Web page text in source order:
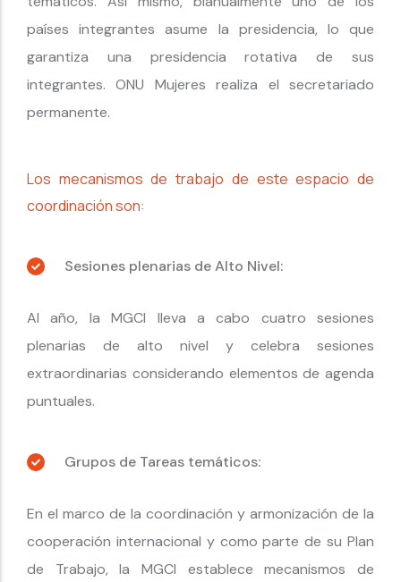
países integrantes asume la presidencia, lo que
garantiza una presidencia rotativa de sus
integrantes. ONU Mujeres realiza el secretariado
permanente.
Los mecanismos de trabajo de este espacio de
coordinación son:
Sesiones plenarias de Alto Nivel:
Al año, la MGCI lleva a cabo cuatro sesiones
plenarias de alto nivel y celebra sesiones
extraordinarias considerando elementos de agenda
puntuales.
Grupos de Tareas temáticos:
En el marco de la coordinación y armonización de la
cooperación internacional y como parte de su Plan
de Trabajo, la MGCI establece mecanismos de